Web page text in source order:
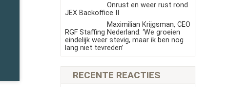
Onrust en weer rust rond
JEX Backoffice II
Maximilian Krijgsman, CEO
RGF Staffing Nederland: ‘We groeien
eindelijk weer stevig, maar ik ben nog
lang niet tevreden’
RECENTE REACTIES